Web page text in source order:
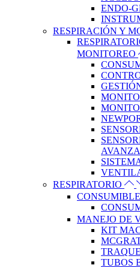
ENDO-
RESPIRACIÓN Y
MONITOREO
RESPIRATORIO
MANEJO DE
KIT
TUBOS